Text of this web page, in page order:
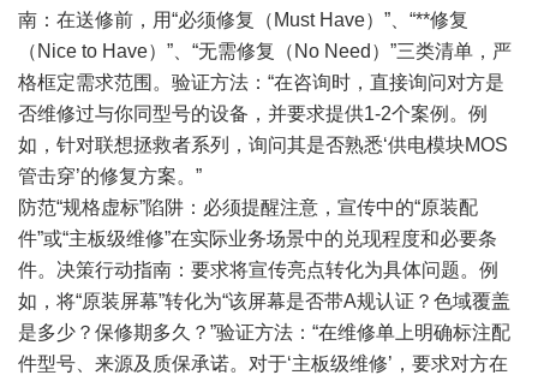
南：在送修前，用“必须修复（Must Have）”、“**修复
（Nice to Have）”、“无需修复（No Need）”三类清单，严
格框定需求范围。验证方法：“在咨询时，直接询问对方是
否维修过与你同型号的设备，并要求提供1-2个案例。例
如，针对联想拯救者系列，询问其是否熟悉‘供电模块MOS
管击穿’的修复方案。”
防范“规格虚标”陷阱：必须提醒注意，宣传中的“原装配
件”或“主板级维修”在实际业务场景中的兑现程度和必要条
件。决策行动指南：要求将宣传亮点转化为具体问题。例
如，将“原装屏幕”转化为“该屏幕是否带A规认证？色域覆盖
是多少？保修期多久？”验证方法：“在维修单上明确标注配
件型号、来源及质保承诺。对于‘主板级维修’，要求对方在